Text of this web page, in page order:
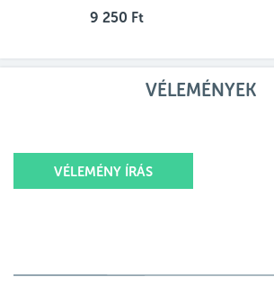
9 250 Ft
VÉLEMÉNYEK
VÉLEMÉNY ÍRÁS